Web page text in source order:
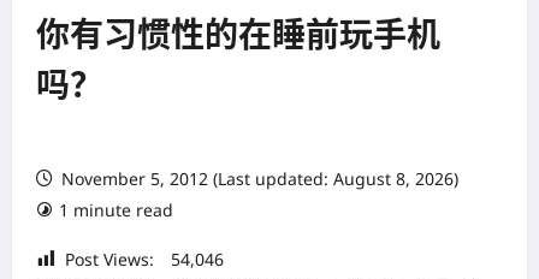
你有习惯性的在睡前玩手机
吗？
November 5, 2012 (Last updated: August 8, 2026)
1 minute read
Post Views:
54,046